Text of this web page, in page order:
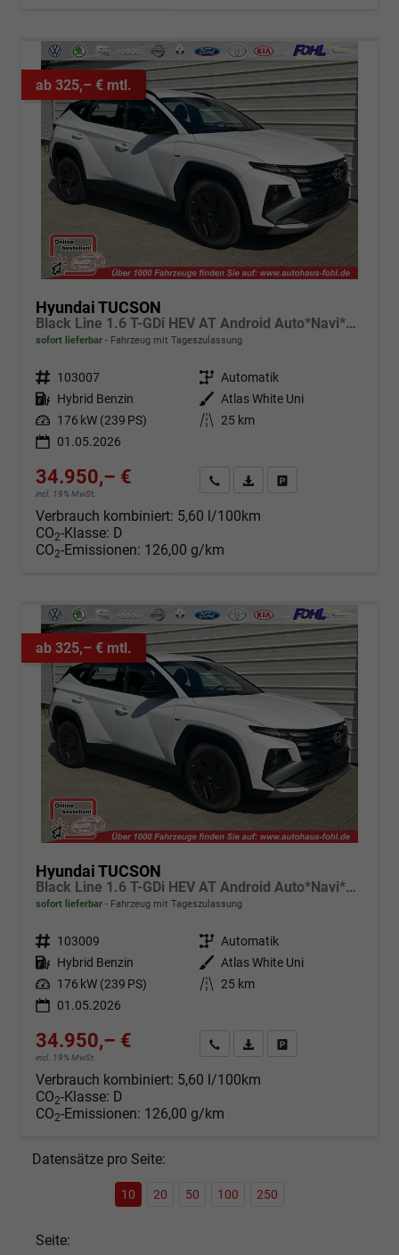
ab 325,– € mtl.
Hyundai TUCSON
Black Line 1.6 T-GDi HEV AT Android Auto*Navi*SHZ*Kamera*2Z Klimaauto*
sofort lieferbar Fahrzeug mit Tageszulassung
Fahrzeugnr. 103007 Getriebe Automatik
Kraftstoff Hybrid Benzin Außenfarbe Atlas White Uni
Leistung 176 kW (239 PS) Kilometerstand 25 km
01.05.2026
34.950,– €
incl. 19% MwSt.
Angebot anfordern
Fahrzeugexpose (PDF)
Verbrauch kombiniert: 5,60 l/100km
CO2-Klasse: D
CO2-Emissionen: 126,00 g/km
ab 325,– € mtl.
Hyundai TUCSON
Black Line 1.6 T-GDi HEV AT Android Auto*Navi*SHZ*Kamera*2Z Klimaauto*
sofort lieferbar Fahrzeug mit Tageszulassung
Fahrzeugnr. 103009 Getriebe Automatik
Kraftstoff Hybrid Benzin Außenfarbe Atlas White Uni
Leistung 176 kW (239 PS) Kilometerstand 25 km
01.05.2026
34.950,– €
incl. 19% MwSt.
Angebot anfordern
Fahrzeugexpose (PDF)
Verbrauch kombiniert: 5,60 l/100km
CO2-Klasse: D
CO2-Emissionen: 126,00 g/km
Datensätze pro Seite:
10 20 50 100 250
Seite: